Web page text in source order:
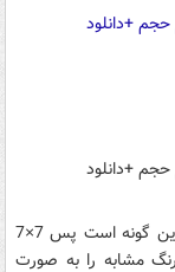
به بازی هایی مانند کندی کراش علاقه دارید؟ اگر این گونه است پس 7×7
مشابه را به صورت